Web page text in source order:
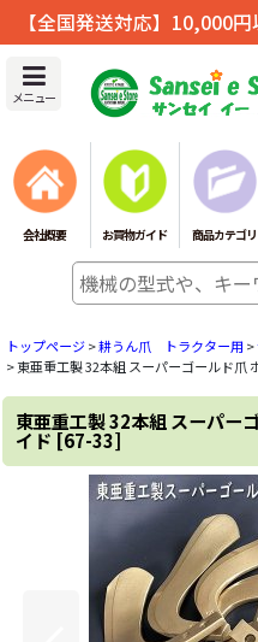
【全国発送対応】10,000
メニュー
会社概要 お買物ガイド 商品カテゴリ
トップページ>耕うん爪 トラクター用 >
>東亜重工製 32本組 スーパーゴールド爪
東亜重工製 32本組 スーパー
イド [67-33]